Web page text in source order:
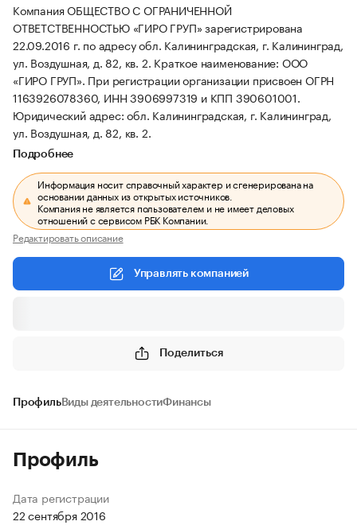
Компания ОБЩЕСТВО С ОГРАНИЧЕННОЙ
ОТВЕТСТВЕННОСТЬЮ «ГИРО ГРУП» зарегистрирована
22.09.2016 г. по адресу обл. Калининградская, г. Калининград,
ул. Воздушная, д. 82, кв. 2. Краткое наименование: ООО
«ГИРО ГРУП». При регистрации организации присвоен ОГРН
1163926078360, ИНН 3906997319 и КПП 390601001.
Юридический адрес: обл. Калининградская, г. Калининград,
ул. Воздушная, д. 82, кв. 2.
Подробнее
Информация носит справочный характер и сгенерирована на
основании данных из открытых источников.
Компания не является пользователем и не имеет деловых
отношений с сервисом РБК Компании.
Редактировать описание
Управлять компанией
Поделиться
ПрофильВиды деятельностиФинансы
Профиль
Дата регистрации
22 сентября 2016